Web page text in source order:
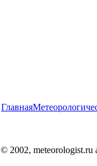
Главная
© 2002, meteorologist.ru